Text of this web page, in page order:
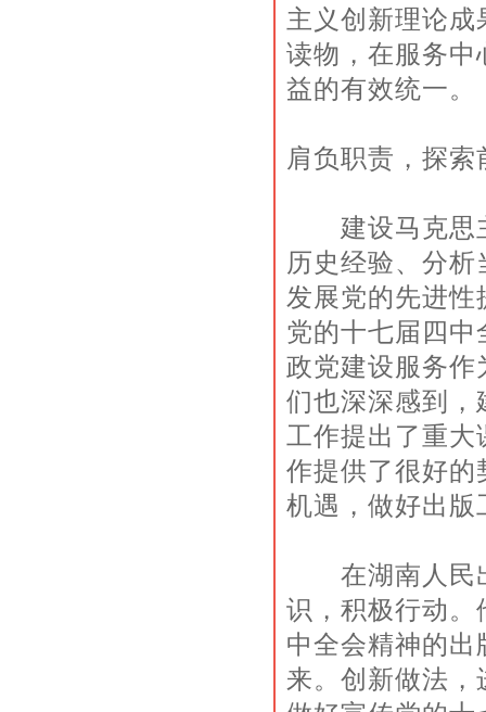
主义创新理论
读物，在服务中
益的有效统一。
肩负职责，探索
建设马克思主
历史经验、分
发展党的先进
党的十七届四
政党建设服务作
们也深深感到，
工作提出了重大
作提供了很好的
机遇，做好出版
在湖南人民出
识，积极行动。
中全会精神的
来。创新做法